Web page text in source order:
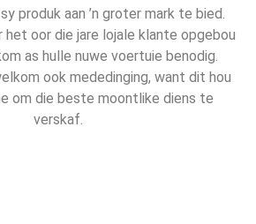
produk aan ’n groter mark te bied.
het oor die jare lojale klante opgebou
as hulle nuwe voertuie benodig.
ook mededinging, want dit hou
om die beste moontlike diens te
verskaf.